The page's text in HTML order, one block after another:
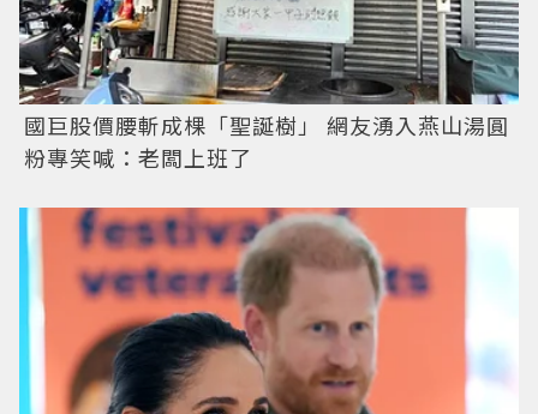
國巨股價腰斬成棵「聖誕樹」 網友湧入燕山湯圓
粉專笑喊：老闆上班了